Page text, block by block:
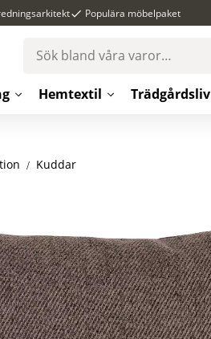
Populära möbelpaket
Hemtextil Trädgårdsliv
Kuddar